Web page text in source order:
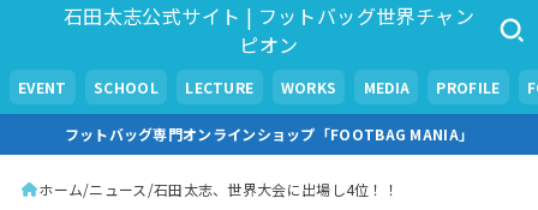
石田太志公式サイト | フットバッグ世界チャン
ピオン
EVENT SCHOOL LECTURE WORKS MEDIA PROFILE
フットバッグ専門オンラインショップ「FOOTBAG MANIA」
ホーム ニュース 石田太志、世界大会に出場し4位！！